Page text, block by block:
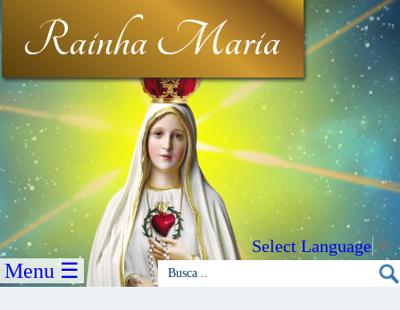
Rainha Maria
Select Language ▼
Menu ☰